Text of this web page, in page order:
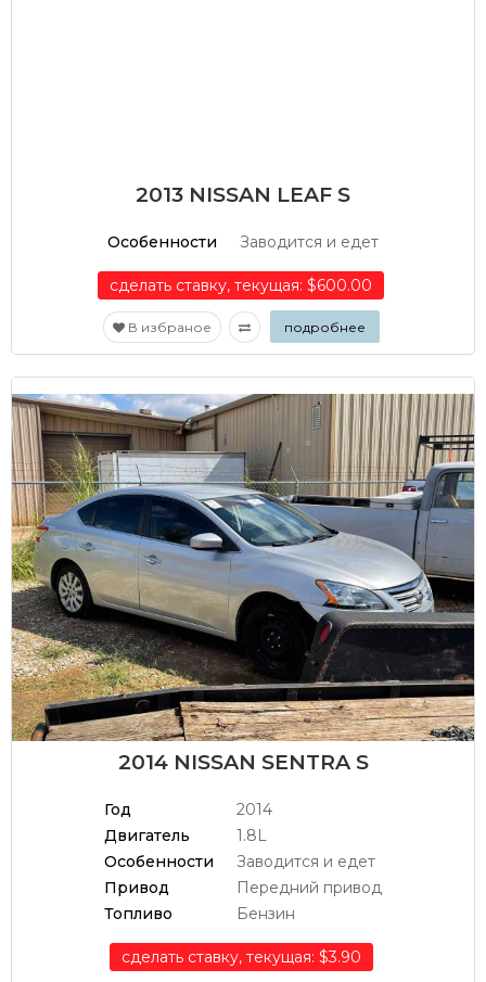
2013 NISSAN LEAF S
Особенности Заводится и едет
сделать ставку, текущая: $600.00
В избраное подробнее
2014 NISSAN SENTRA S
Год
2014
Двигатель
1.8L
Особенности
Заводится и едет
Привод
Передний привод
Топливо
Бензин
сделать ставку, текущая: $3.90